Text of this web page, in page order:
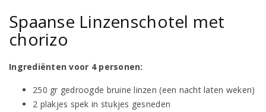
Spaanse Linzenschotel met
chorizo
Ingrediënten voor 4 personen:
250 gr gedroogde bruine linzen (een nacht laten weken)
2 plakjes spek in stukjes gesneden